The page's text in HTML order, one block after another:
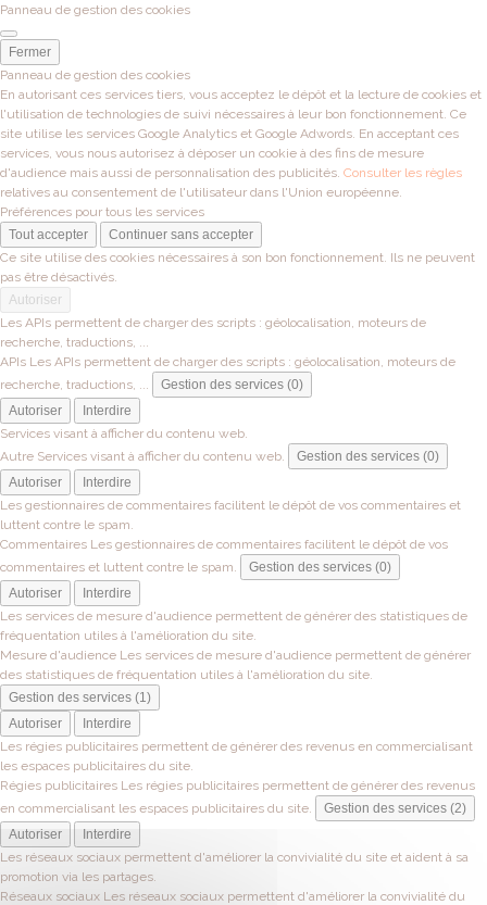
Panneau de gestion des cookies
Fermer
Panneau de gestion des cookies
En autorisant ces services tiers, vous acceptez le dépôt et la lecture de cookies et
l'utilisation de technologies de suivi nécessaires à leur bon fonctionnement. Ce
site utilise les services Google Analytics et Google Adwords. En acceptant ces
services, vous nous autorisez à déposer un cookie à des fins de mesure
d'audience mais aussi de personnalisation des publicités. Consulter les règles
relatives au consentement de l'utilisateur dans l'Union européenne.
Préférences pour tous les services
Tout accepter
Continuer sans accepter
Ce site utilise des cookies nécessaires à son bon fonctionnement. Ils ne peuvent
pas être désactivés.
Autoriser
Les APIs permettent de charger des scripts : géolocalisation, moteurs de
recherche, traductions, ...
APIs Les APIs permettent de charger des scripts : géolocalisation, moteurs de
recherche, traductions, ...
Gestion des services (0)
Autoriser
Interdire
Services visant à afficher du contenu web.
Autre Services visant à afficher du contenu web.
Gestion des services (0)
Autoriser
Interdire
Les gestionnaires de commentaires facilitent le dépôt de vos commentaires et
luttent contre le spam.
Commentaires Les gestionnaires de commentaires facilitent le dépôt de vos
commentaires et luttent contre le spam.
Gestion des services (0)
Autoriser
Interdire
Les services de mesure d'audience permettent de générer des statistiques de
fréquentation utiles à l'amélioration du site.
Mesure d'audience Les services de mesure d'audience permettent de générer
des statistiques de fréquentation utiles à l'amélioration du site.
Gestion des services (1)
Autoriser
Interdire
Les régies publicitaires permettent de générer des revenus en commercialisant
les espaces publicitaires du site.
Régies publicitaires Les régies publicitaires permettent de générer des revenus
en commercialisant les espaces publicitaires du site.
Gestion des services (2)
Autoriser
Interdire
Les réseaux sociaux permettent d'améliorer la convivialité du site et aident à sa
promotion via les partages.
Réseaux sociaux Les réseaux sociaux permettent d'améliorer la convivialité du